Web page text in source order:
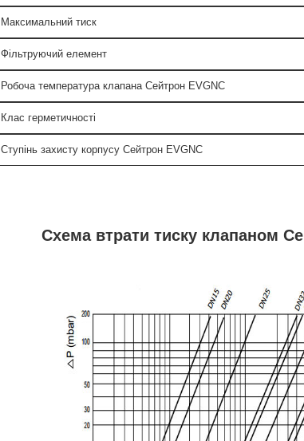
Максимальний тиск
Фільтруючий елемент
Робоча температура клапана Сейтрон EVGNC
Клас герметичності
Ступінь захисту корпусу Сейтрон EVGNC
Схема втрати тиску клапаном